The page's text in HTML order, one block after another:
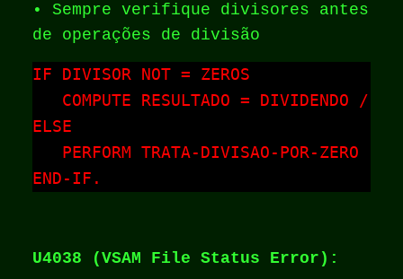
• Sempre verifique divisores antes
de operações de divisão
IF DIVISOR NOT = ZEROS
COMPUTE RESULTADO = DIVIDENDO /
ELSE
   PERFORM TRATA-DIVISAO-POR-ZERO
END-IF.
U4038 (VSAM File Status Error):